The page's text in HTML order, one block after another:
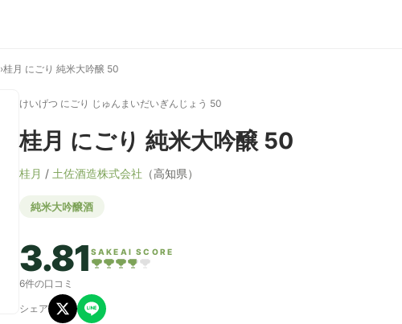
›桂月 にごり 純米大吟醸 50
けいげつ にごり じゅんまいだいぎんじょう 50
桂月 にごり 純米大吟醸 50
桂月 / 土佐酒造株式会社 （高知県）
純米大吟醸酒
3.81 SAKEAI SCORE
6件の口コミ
シェア